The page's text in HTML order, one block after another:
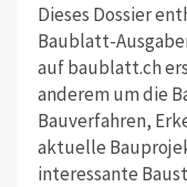
Dieses Dossier
Baublatt-
auf baublatt.ch
anderem um die
Bauverfahren,
aktuelle
interessante